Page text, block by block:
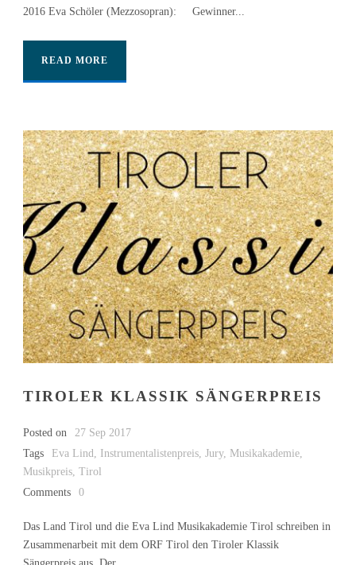
2016 Eva Schöler (Mezzosopran): Gewinner...
READ MORE
TIROLER KLASSIK SÄNGERPREIS
Posted on
27 Sep 2017
Tags
Eva Lind Instrumentalistenpreis Jury, Musikakademie
Musikpreis Tirol
Comments
0
Das Land Tirol und die Eva Lind Musikakademie Tirol schreiben in
Zusammenarbeit mit dem ORF Tirol den Tiroler Klassik
Sängerpreis aus. Der...